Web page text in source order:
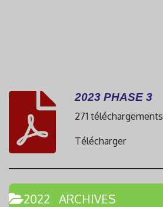
2023 PHASE 3
271 téléchargements
Télécharger
2022 ARCHIVES